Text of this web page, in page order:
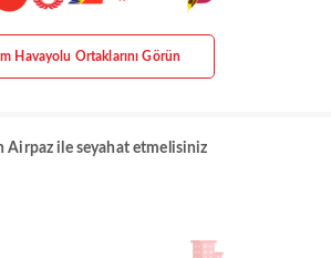
Havayolu Ortaklarını Görün
Airpaz ile seyahat etmelisiniz